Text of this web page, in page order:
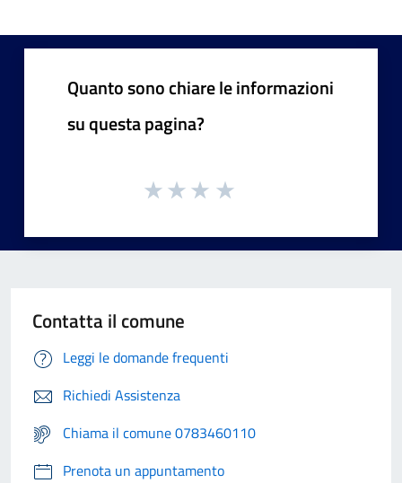
Quanto sono chiare le informazioni
su questa pagina?
Contatta il comune
Leggi le domande frequenti
Richiedi Assistenza
Chiama il comune 0783460110
Prenota un appuntamento